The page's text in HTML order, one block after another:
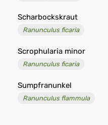
Scharbockskraut
Ranunculus ficaria
Scrophularia minor
Ranunculus ficaria
Sumpfranunkel
Ranunculus flammula